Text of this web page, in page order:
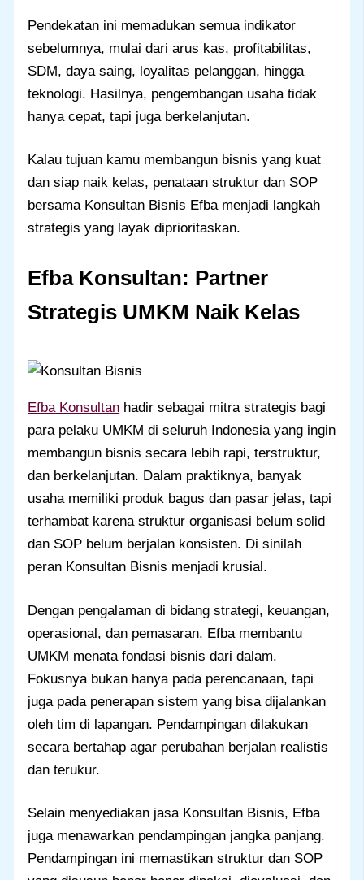
Pendekatan ini memadukan semua indikator
sebelumnya, mulai dari arus kas, profitabilitas,
SDM, daya saing, loyalitas pelanggan, hingga
teknologi. Hasilnya, pengembangan usaha tidak
hanya cepat, tapi juga berkelanjutan.
Kalau tujuan kamu membangun bisnis yang kuat
dan siap naik kelas, penataan struktur dan SOP
bersama Konsultan Bisnis Efba menjadi langkah
strategis yang layak diprioritaskan.
Efba Konsultan: Partner
Strategis UMKM Naik Kelas
Efba Konsultan hadir sebagai mitra strategis bagi
para pelaku UMKM di seluruh Indonesia yang ingin
membangun bisnis secara lebih rapi, terstruktur,
dan berkelanjutan. Dalam praktiknya, banyak
usaha memiliki produk bagus dan pasar jelas, tapi
terhambat karena struktur organisasi belum solid
dan SOP belum berjalan konsisten. Di sinilah
peran Konsultan Bisnis menjadi krusial.
Dengan pengalaman di bidang strategi, keuangan,
operasional, dan pemasaran, Efba membantu
UMKM menata fondasi bisnis dari dalam.
Fokusnya bukan hanya pada perencanaan, tapi
juga pada penerapan sistem yang bisa dijalankan
oleh tim di lapangan. Pendampingan dilakukan
secara bertahap agar perubahan berjalan realistis
dan terukur.
Selain menyediakan jasa Konsultan Bisnis, Efba
juga menawarkan pendampingan jangka panjang.
Pendampingan ini memastikan struktur dan SOP